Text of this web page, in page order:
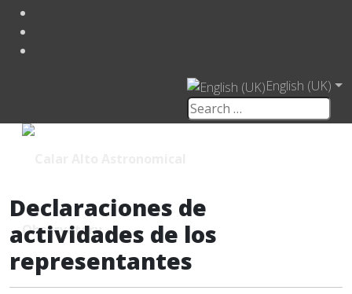
English (UK)
Declaraciones de
actividades de los
representantes